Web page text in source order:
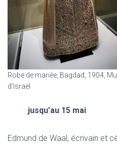
Robe de mariée, Bagdad, 1904,
d’Israël
jusqu’au 15 mai
Edmund de Waal, écrivain et